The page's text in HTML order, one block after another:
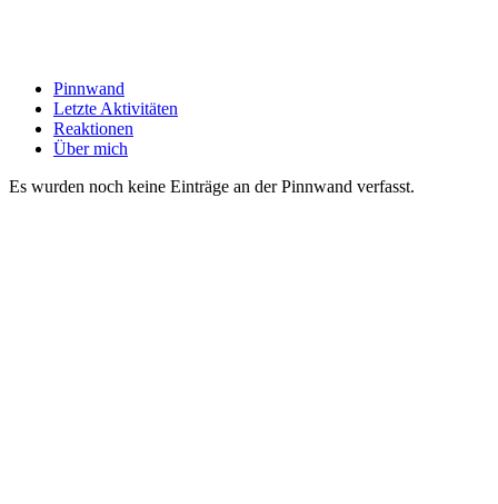
Pinnwand
Letzte Aktivitäten
Reaktionen
Über mich
Es wurden noch keine Einträge an der Pinnwand verfasst.